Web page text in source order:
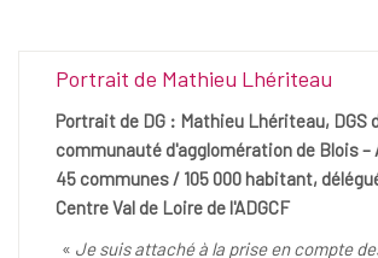
Portrait de Mathieu Lhériteau
Portrait de DG : Mathieu Lhériteau, DGS
communauté d'agglomération de Blois –
45 communes / 105 000 habitant,
Centre Val de Loire de l'ADGCF
« Je suis attaché à la prise en compte